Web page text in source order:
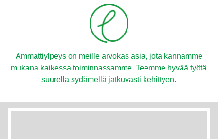
Ammattiylpeys on meille arvokas asia, jota kannamme
mukana kaikessa toiminnassamme. Teemme hyvää työtä
suurella sydämellä jatkuvasti kehittyen.